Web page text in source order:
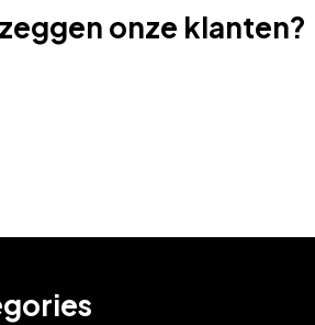
onze klanten?